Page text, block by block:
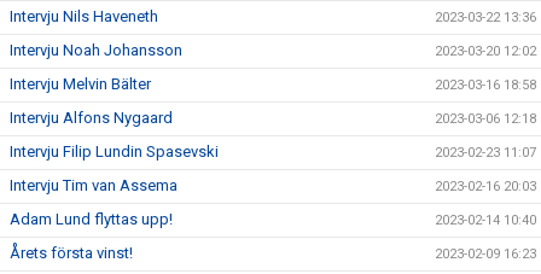
Intervju Nils Haveneth 2023-03-22 13:36
Intervju Noah Johansson 2023-03-20 12:02
Intervju Melvin Bälter 2023-03-16 18:58
Intervju Alfons Nygaard 2023-03-06 12:18
Intervju Filip Lundin Spasevski 2023-02-23 11:07
Intervju Tim van Assema 2023-02-16 20:03
Adam Lund flyttas upp! 2023-02-14 10:40
Årets första vinst! 2023-02-09 16:23